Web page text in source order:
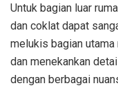
Untuk bagian luar
dan coklat dapat
melukis bagian utama
dan menekankan
dengan berbagai